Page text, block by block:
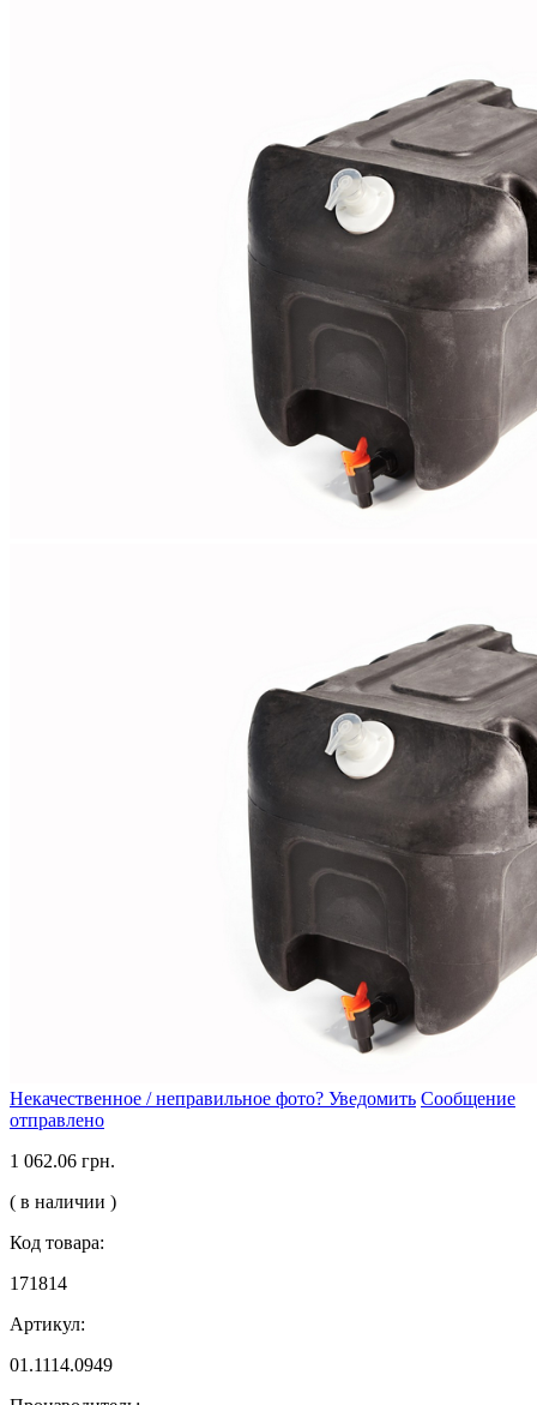
Некачественное / неправильное фото? Уведомить Сообщение
отправлено
1 062.06 грн.
( в наличии )
Код товара:
171814
Артикул:
01.1114.0949